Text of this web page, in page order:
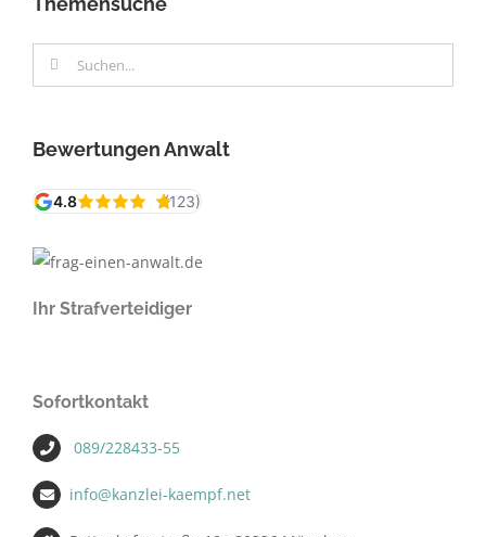
Suche
nach:
Bewertungen Anwalt
Ihr Strafverteidiger
Sofortkontakt
089/228433-55
info@kanzlei-kaempf.net